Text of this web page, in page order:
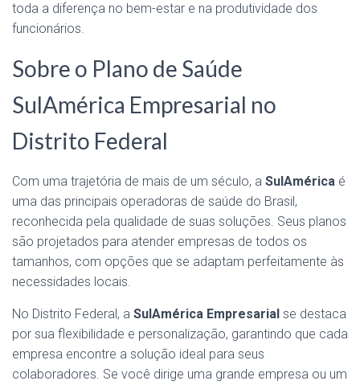
toda a diferença no bem-estar e na produtividade dos
funcionários.
Sobre o Plano de Saúde
SulAmérica Empresarial no
Distrito Federal
Com uma trajetória de mais de um século, a SulAmérica é
uma das principais operadoras de saúde do Brasil,
reconhecida pela qualidade de suas soluções. Seus planos
são projetados para atender empresas de todos os
tamanhos, com opções que se adaptam perfeitamente às
necessidades locais.
No Distrito Federal, a SulAmérica Empresarial se destaca
por sua flexibilidade e personalização, garantindo que cada
empresa encontre a solução ideal para seus
colaboradores. Se você dirige uma grande empresa ou um